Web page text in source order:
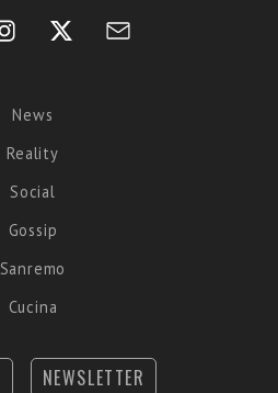
News
Reality
Social
Gossip
Sanremo
Cucina
NEWSLETTER